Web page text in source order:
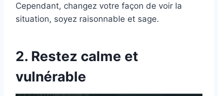
Cependant, changez votre façon de voir la
situation, soyez raisonnable et sage.
2. Restez calme et
vulnérable